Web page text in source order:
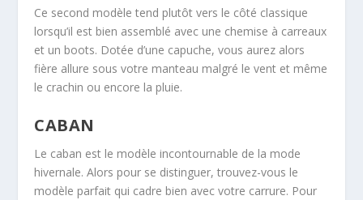
Ce second modèle tend plutôt vers le côté classique
lorsqu’il est bien assemblé avec une chemise à carreaux
et un boots. Dotée d’une capuche, vous aurez alors
fière allure sous votre manteau malgré le vent et même
le crachin ou encore la pluie.
CABAN
Le caban est le modèle incontournable de la mode
hivernale. Alors pour se distinguer, trouvez-vous le
modèle parfait qui cadre bien avec votre carrure. Pour